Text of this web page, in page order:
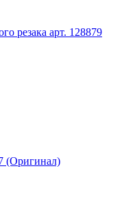
резака арт. 128879
(Оригинал)